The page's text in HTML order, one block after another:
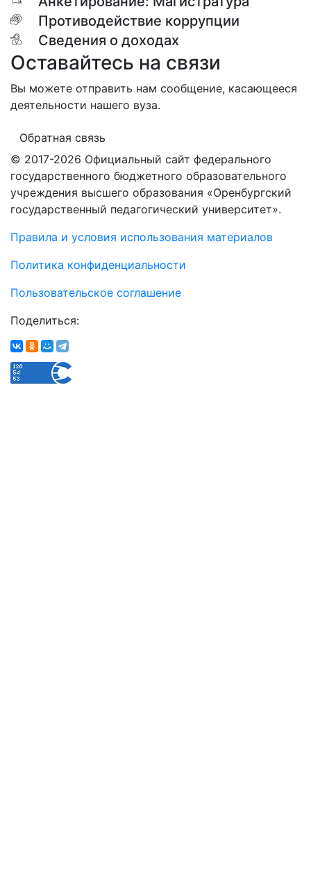
Противодействие коррупции
Сведения о доходах
Оставайтесь на связи
Вы можете отправить нам сообщение, касающееся
деятельности нашего вуза.
Обратная связь
© 2017-2026 Официальный сайт федерального
государственного бюджетного образовательного
учреждения высшего образования «Оренбургский
государственный педагогический университет».
Правила и условия использования материалов
Политика конфиденциальности
Пользовательское соглашение
Поделиться: